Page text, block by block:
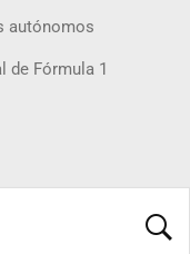
autónomos
de Fórmula 1